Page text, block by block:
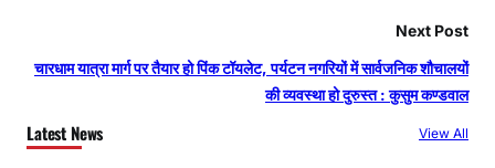
Next Post
चारधाम यात्रा मार्ग पर तैयार हो पिंक टॉयलेट, पर्यटन नगरियों में सार्वजनिक शौचालयों
की व्यवस्था हो दुरुस्त : कुसुम कण्डवाल
Latest News View All